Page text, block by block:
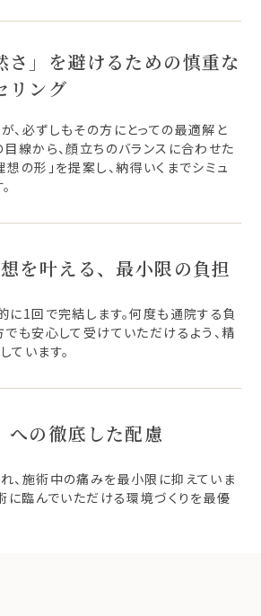
さ」を避けるための慎重な
リング
、必ずしもその方にとっての最適解と
目線から、顔立ちのバランスに合わせた
の形」を提案し、納得いくまでシミュ
を叶える、最小限の負担
に1回で完結します。何度も通院する負
でも安心して受けていただけるよう、精
います。
への徹底した配慮
、施術中の痛みを最小限に抑えていま
に臨んでいただける環境づくりを最優